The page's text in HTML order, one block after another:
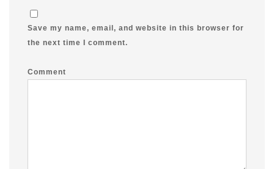
Save my name, email, and website in this browser for
the next time I comment.
Comment